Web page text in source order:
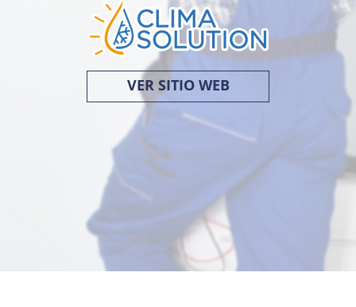
VER SITIO WEB